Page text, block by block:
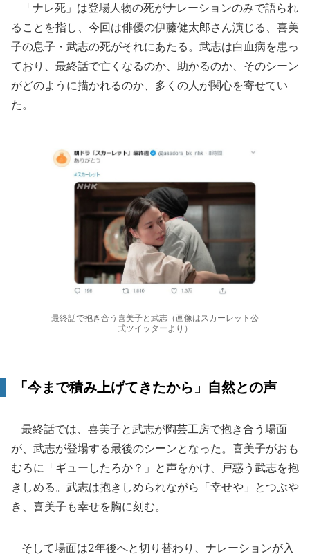
「ナレ死」は登場人物の死がナレーションのみで語られ
ることを指し、今回は俳優の伊藤健太郎さん演じる、喜美
子の息子・武志の死がそれにあたる。武志は白血病を患っ
ており、最終話で亡くなるのか、助かるのか、そのシーン
がどのように描かれるのか、多くの人が関心を寄せてい
た。
最終話で抱き合う喜美子と武志（画像はスカーレット公
式ツイッターより）
「今まで積み上げてきたから」自然との声
最終話では、喜美子と武志が陶芸工房で抱き合う場面
が、武志が登場する最後のシーンとなった。喜美子がおも
むろに「ギューしたろか？」と声をかけ、戸惑う武志を抱
きしめる。武志は抱きしめられながら「幸せや」とつぶや
き、喜美子も幸せを胸に刻む。
そして場面は2年後へと切り替わり、ナレーションが入